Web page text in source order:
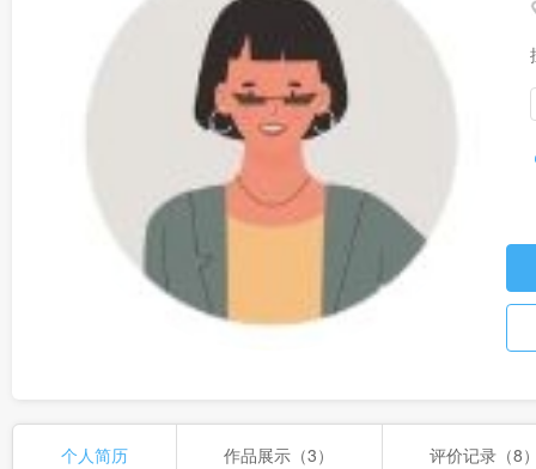
个人简历 作品展示（3） 评价记录（8